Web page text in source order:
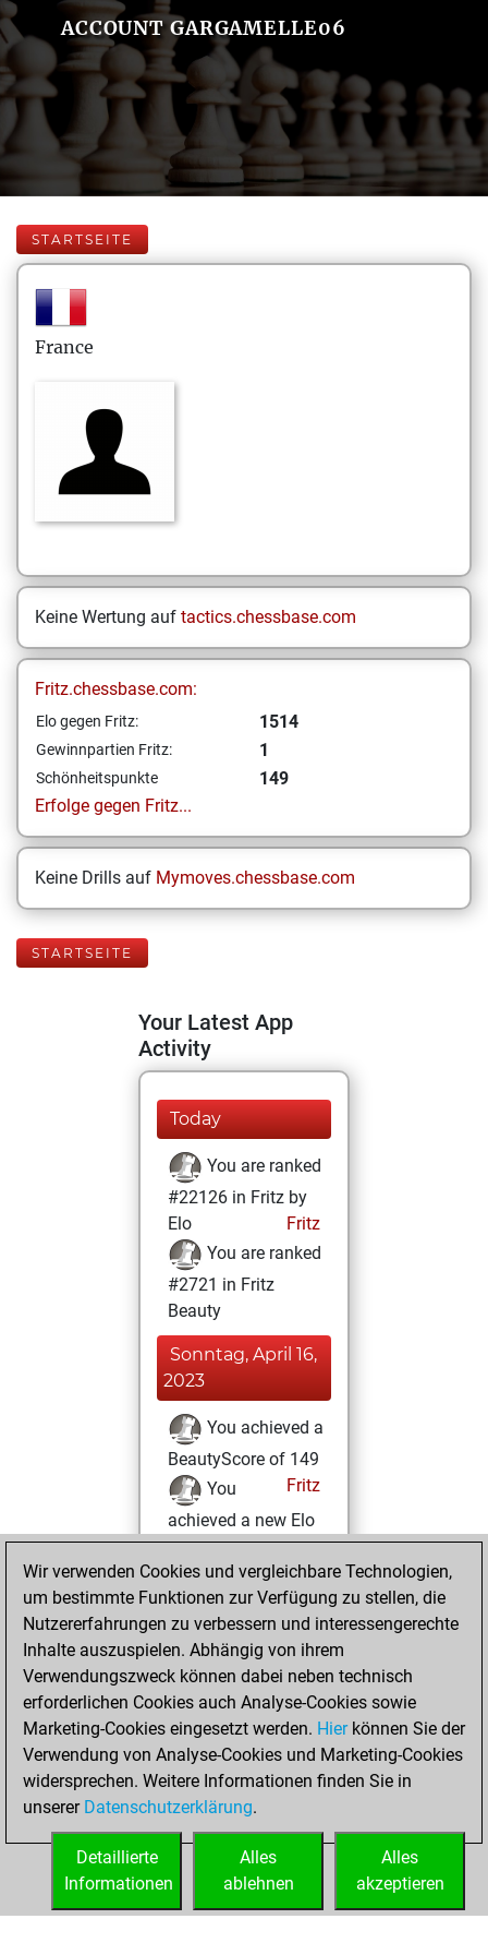
ACCOUNT GARGAMELLE06
STARTSEITE
France
Keine Wertung auf tactics.chessbase.com
Fritz.chessbase.com:
Elo gegen Fritz: 1514
Gewinnpartien Fritz: 1
Schönheitspunkte
149
Erfolge gegen Fritz...
Keine Drills auf Mymoves.chessbase.com
STARTSEITE
Your Latest App
Activity
Today
You are ranked
#22126 in Fritz by
Elo
Fritz
You are ranked
#2721 in Fritz
Beauty
Sonntag, April 16,
2023
You achieved a
BeautyScore of 149
Fritz
You
achieved a new Elo
of 1514
Freitag, März 31,
2023
You won
against Fritz
Fritz
Montag, Februar
6, 2023
You created
your Fritz account
Wir verwenden Cookies und vergleichbare Technologien,
um bestimmte Funktionen zur Verfügung zu stellen, die
Nutzererfahrungen zu verbessern und interessengerechte
Inhalte auszuspielen. Abhängig von ihrem
Verwendungszweck können dabei neben technisch
erforderlichen Cookies auch Analyse-Cookies sowie
Marketing-Cookies eingesetzt werden. Hierkönnen Sie der
Verwendung von Analyse-Cookies und Marketing-Cookies
widersprechen. Weitere Informationen finden Sie in
unserer Datenschutzerklärung.
Alles
akzeptieren
Alles
ablehnen
Detaillierte
Informationen